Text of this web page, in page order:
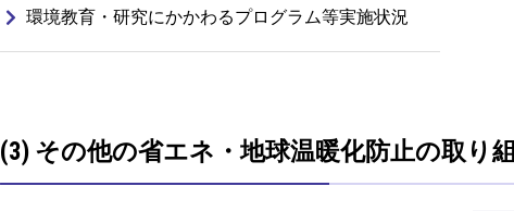
環境教育・研究にかかわるプログラム等実施状況
(3) その他の省エネ・地球温暖化防止の取り